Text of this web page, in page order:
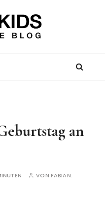
an
VON FABIAN.